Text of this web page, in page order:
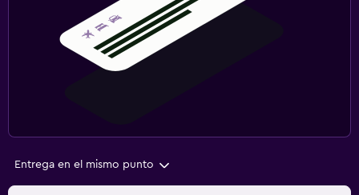
Entrega en el mismo punto